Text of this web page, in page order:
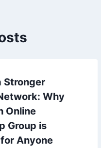
Stronger
Why
Online
Group is
Anyone